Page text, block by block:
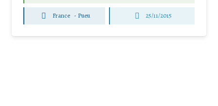
France - Pueu 25/11/2015